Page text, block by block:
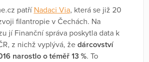
patří Nadaci Via, která se již 20
filantropie v Čechách. Na
jí Finanční správa poskytla data k
z nichž vyplývá, že dárcovství
narostlo o téměř 13 %. To